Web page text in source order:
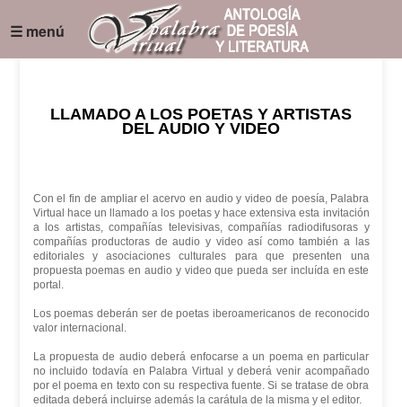
☰ menú
LLAMADO A LOS POETAS Y ARTISTAS
DEL AUDIO Y VIDEO
Con el fin de ampliar el acervo en audio y video de poesía, Palabra
Virtual hace un llamado a los poetas y hace extensiva esta invitación
a los artistas, compañías televisivas, compañías radiodifusoras y
compañías productoras de audio y video así como también a las
editoriales y asociaciones culturales para que presenten una
propuesta poemas en audio y video que pueda ser incluída en este
portal.
Los poemas deberán ser de poetas iberoamericanos de reconocido
valor internacional.
La propuesta de audio deberá enfocarse a un poema en particular
no incluido todavía en Palabra Virtual y deberá venir acompañado
por el poema en texto con su respectiva fuente. Si se tratase de obra
editada deberá incluirse además la carátula de la misma y el editor.